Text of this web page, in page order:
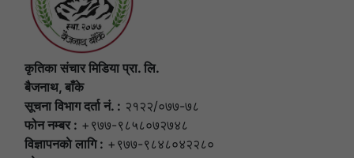
कृतिका संचार मिडिया प्रा. लि.
बैजनाथ, बाँके
सूचना विभाग दर्ता नं. : २१२२/०७७-७८
फोन नम्बर : +९७७-९८५८०७२७४८
विज्ञापनकाे लागि : +९७७-९८४८०४२२८०